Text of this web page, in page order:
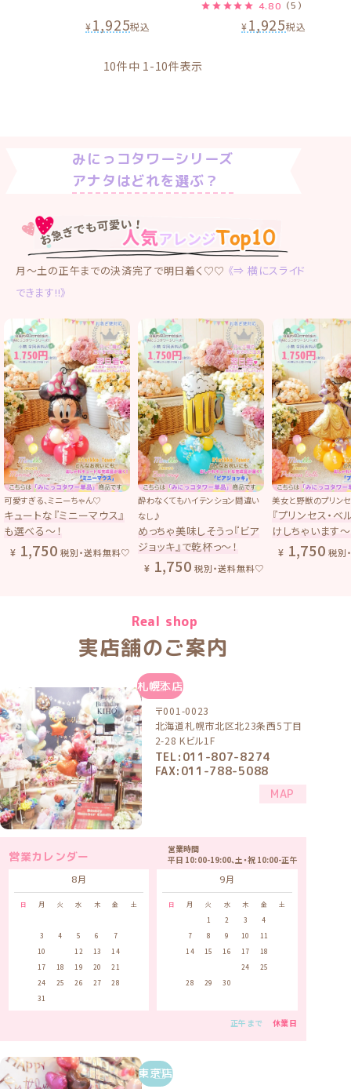
¥1,925税込
4.80 （5）
¥1,925税込
10件中 1 -10件表示
みにっコタワーシリーズ
アナタはどれを選ぶ？
月〜土の正午までの決済完了で明日着く♡♡ 《⇒ 横にスライド
できます!!》
可愛すぎる、ミニーちゃん♡
キュートな『ミニーマウス』
も選べる〜！
1,750 税別・送料無料♡
酔わなくてもハイテンション間違い
なし♪
めっちゃ美味しそうっ『ビア
ジョッキ』で乾杯っ〜！
1,750 税別・送料無料♡
美女と野獣のプリンセ
『プリンセス・ベ
けしちゃいます〜
1,750 税別
Real shop
実店舗のご案内
札幌本店
〒001-0023
北海道札幌市北区北23条西5丁目
2-28 Kビル1F
TEL:011-807-8274
FAX:011-788-5088
MAP
営業カレンダー
営業時間
平日 10:00-19:00、土・祝 10:00-正午
8月
日 月 火 水 木 金
土
3 4 5 6 7
10 12 13 14
17 18 19 20 21
24 25 26 27 28
31
9月
日 月 火 水 木 金
土
1
2 3 4
7 8 9 10 11
14 15 16 17 18
24 25
28 29 30
正午まで 休業日
東京店